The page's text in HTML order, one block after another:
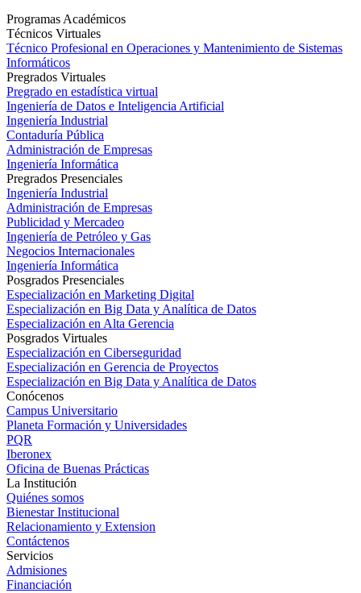
Programas Académicos
Técnicos Virtuales
Técnico Profesional en Operaciones y Mantenimiento de Sistemas
Informáticos
Pregrados Virtuales
Pregrado en estadística virtual
Ingeniería de Datos e Inteligencia Artificial
Ingeniería Industrial
Contaduría Pública
Administración de Empresas
Ingeniería Informática
Pregrados Presenciales
Ingeniería Industrial
Administración de Empresas
Publicidad y Mercadeo
Ingeniería de Petróleo y Gas
Negocios Internacionales
Ingeniería Informática
Posgrados Presenciales
Especialización en Marketing Digital
Especialización en Big Data y Analítica de Datos
Especialización en Alta Gerencia
Posgrados Virtuales
Especialización en Ciberseguridad
Especialización en Gerencia de Proyectos
Especialización en Big Data y Analítica de Datos
Conócenos
Campus Universitario
Planeta Formación y Universidades
PQR
Iberonex
Oficina de Buenas Prácticas
La Institución
Quiénes somos
Bienestar Institucional
Relacionamiento y Extension
Contáctenos
Servicios
Admisiones
Financiación